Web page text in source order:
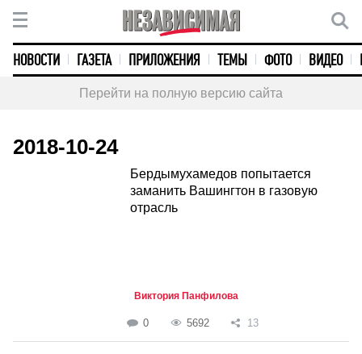
НОВОСТИ ГАЗЕТА ПРИЛОЖЕНИЯ ТЕМЫ ФОТО ВИДЕО
Перейти на полную версию сайта
2018-10-24
Бердымухамедов попытается
заманить Вашингтон в газовую
отрасль
Виктория Панфилова
0 5692 13